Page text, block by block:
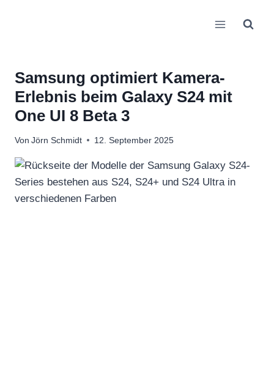
Samsung optimiert Kamera-
Erlebnis beim Galaxy S24 mit
One UI 8 Beta 3
Von Jörn Schmidt 12. September 2025